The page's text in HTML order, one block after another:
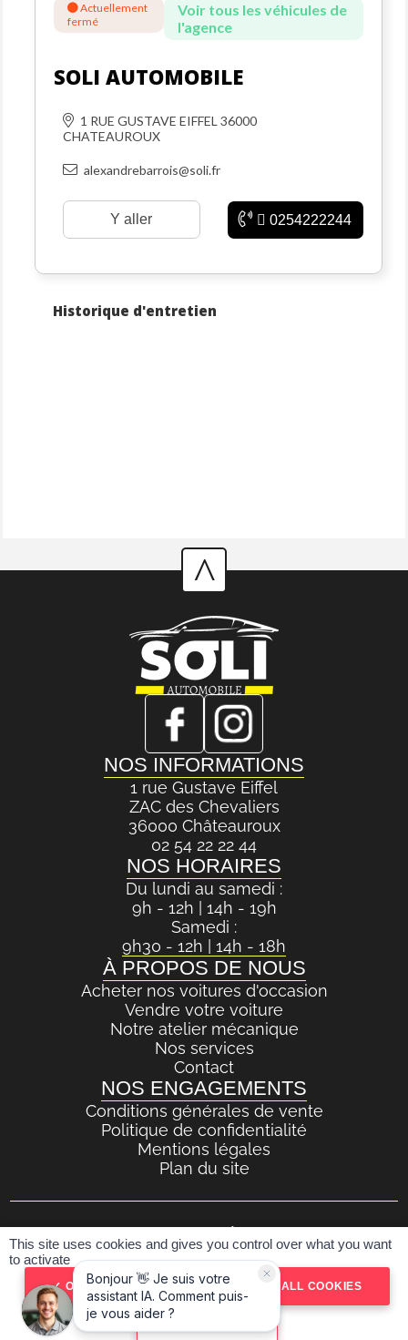
Actuellement
fermé
Voir tous les véhicules de
l'agence
SOLI AUTOMOBILE
1 RUE GUSTAVE EIFFEL 36000
CHATEAUROUX
alexandrebarrois@soli.fr
Y aller 0254222244
Historique d'entretien
^
NOS INFORMATIONS
1 rue Gustave Eiffel
ZAC des Chevaliers
36000 Châteauroux
02 54 22 22 44
NOS HORAIRES
Du lundi au samedi :
9h - 12h | 14h - 19h
Samedi :
9h30 - 12h | 14h - 18h
À PROPOS DE NOUS
Acheter nos voitures d'occasion
Vendre votre voiture
Notre atelier mécanique
Nos services
Contact
NOS ENGAGEMENTS
Conditions générales de vente
Politique de confidentialité
Mentions légales
Plan du site
vélo #SeDéplacerMoinsPolluer
Réalisé par SPIDERVO
This site uses cookies and gives you control over what you want
to activate
OK, ACCEPT ALL DENY ALL COOKIES